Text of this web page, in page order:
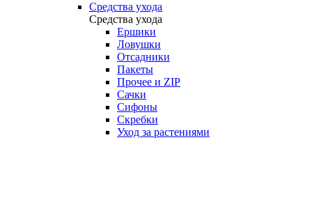
Средства ухода
Средства ухода
Ершики
Ловушки
Отсадники
Пакеты
Прочее и ZIP
Сачки
Сифоны
Скребки
Уход за растениями